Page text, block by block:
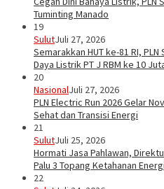
Tuminting Manado
19
SulutJuli 27, 2026
Semarakkan HUT ke-81 RI,
Daya Listrik PT J RBM ke 10
20
NasionalJuli 27, 2026
PLN Electric Run 2026 Gelar
Sehat dan Transisi Energi
21
SulutJuli 25, 2026
Hormati Jasa Pahlawan,
Palu 3 Topang Ketahanan
22